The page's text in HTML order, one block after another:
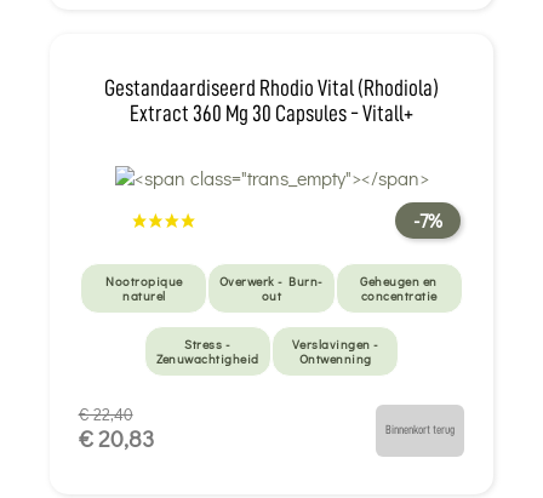
Gestandaardiseerd Rhodio Vital (Rhodiola)
Extract 360 Mg 30 Capsules - Vitall+
-7%
Nootropique
naturel
Overwerk - Burn-
out
Geheugen en
concentratie
Stress -
Zenuwachtigheid
Verslavingen -
Ontwenning
€ 22,40
€ 20,83 Binnenkort terug